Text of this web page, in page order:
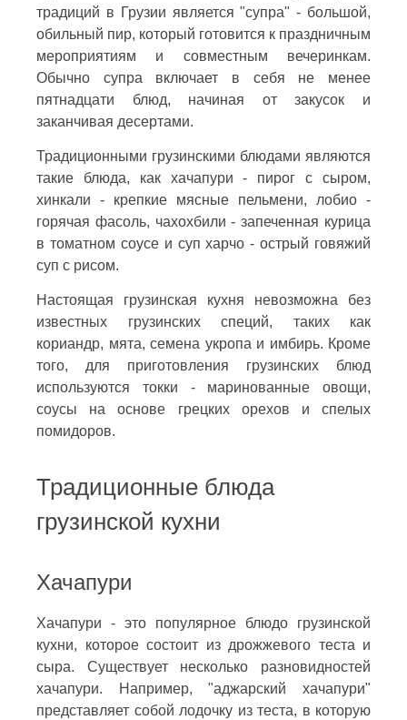
традиций в Грузии является "супра" - большой,
обильный пир, который готовится к праздничным
мероприятиям и совместным вечеринкам.
Обычно супра включает в себя не менее
пятнадцати блюд, начиная от закусок и
заканчивая десертами.
Традиционными грузинскими блюдами являются
такие блюда, как хачапури - пирог с сыром,
хинкали - крепкие мясные пельмени, лобио -
горячая фасоль, чахохбили - запеченная курица
в томатном соусе и суп харчо - острый говяжий
суп с рисом.
Настоящая грузинская кухня невозможна без
известных грузинских специй, таких как
кориандр, мята, семена укропа и имбирь. Кроме
того, для приготовления грузинских блюд
используются токки - маринованные овощи,
соусы на основе грецких орехов и спелых
помидоров.
Традиционные блюда
грузинской кухни
Хачапури
Хачапури - это популярное блюдо грузинской
кухни, которое состоит из дрожжевого теста и
сыра. Существует несколько разновидностей
хачапури. Например, "аджарский хачапури"
представляет собой лодочку из теста, в которую